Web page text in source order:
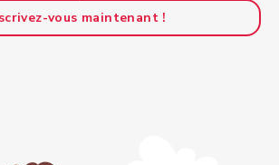
vous maintenant !